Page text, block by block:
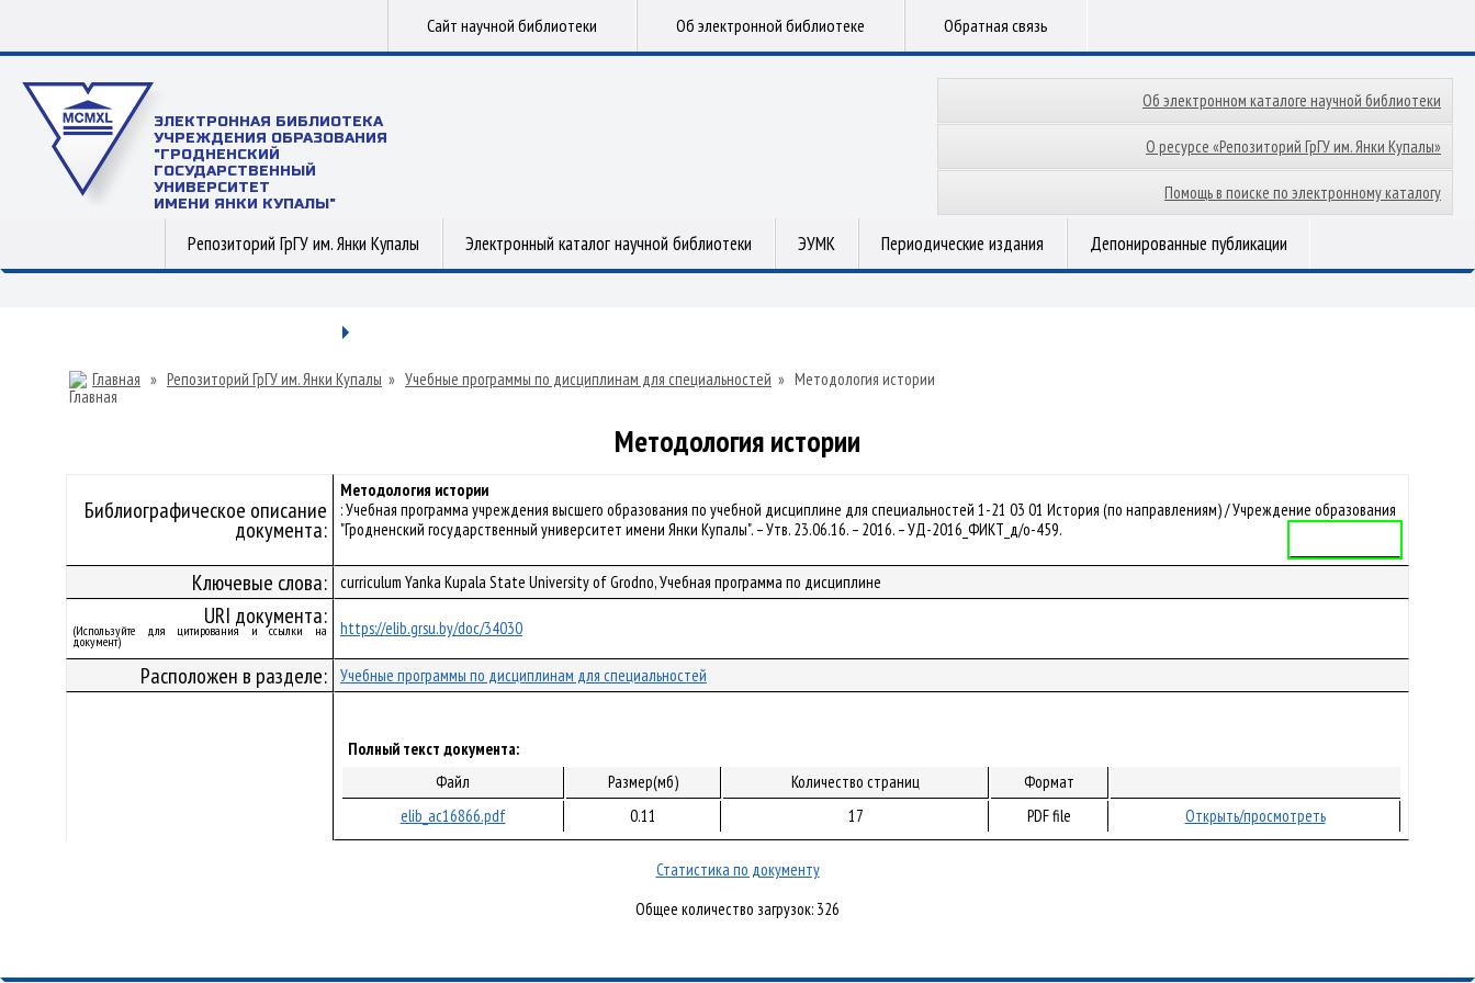
Сайт научной библиотеки Об электронной библиотеке Обратная связь
ЭЛЕКТРОННАЯ БИБЛИОТЕКА
УЧРЕЖДЕНИЯ ОБРАЗОВАНИЯ
"ГРОДНЕНСКИЙ
ГОСУДАРСТВЕННЫЙ
УНИВЕРСИТЕТ
ИМЕНИ ЯНКИ КУПАЛЫ"
Об электронном каталоге научной библиотеки
О ресурсе «Репозиторий ГрГУ им. Янки Купалы»
Помощь в поиске по электронному каталогу
Репозиторий ГрГУ им. Янки Купалы Электронный каталог научной библиотеки ЭУМК Периодические издания Депонированные публикации
Главная » Репозиторий ГрГУ им. Янки Купалы » Учебные программы по дисциплинам для специальностей » Методология истории
Методология истории
Библиографическое описание
документа:
Методология истории
: Учебная программа учреждения высшего образования по учебной дисциплине для специальностей 1-21 03 01 История (по направлениям) / Учреждение образования
"Гродненский государственный университет имени Янки Купалы". – Утв. 23.06.16. – 2016. – УД-2016_ФИКТ_д/о-459.
Ключевые слова: curriculum Yanka Kupala State University of Grodno, Учебная программа по дисциплине
URI документа:
(Используйте для цитирования и ссылки на
документ)
https://elib.grsu.by/doc/34030
Расположен в разделе: Учебные программы по дисциплинам для специальностей
Полный текст документа:
Файл
Размер(мб) Количество страниц
Формат
elib_ac16866.pdf
0.11 17 PDF file Открыть/просмотреть
Статистика по документу
Общее количество загрузок: 326